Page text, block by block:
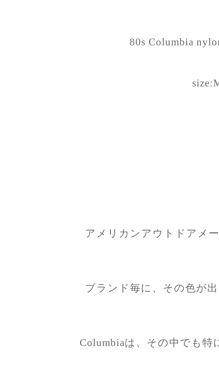
80s Columbia
アメリカンアウトドアメ
ブランド毎に、その色が
Columbiaは、その中でも